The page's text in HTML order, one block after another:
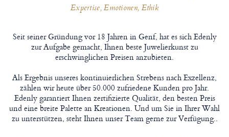
Expertise, Emotionen, Ethik
Seit seiner Gründung vor 18 Jahren in Genf, hat es sich Edenly
zur Aufgabe gemacht, Ihnen beste Juwelierkunst zu
erschwinglichen Preisen anzubieten.
Als Ergebnis unseres kontinuierlichen Strebens nach Exzellenz,
zählen wir heute über 50.000 zufriedene Kunden pro Jahr.
Edenly garantiert Ihnen zertifizierte Qualität, den besten Preis
und eine breite Palette an Kreationen. Und um Sie in Ihrer Wahl
zu unterstützen, steht Ihnen unser Team gerne zur Verfügung..